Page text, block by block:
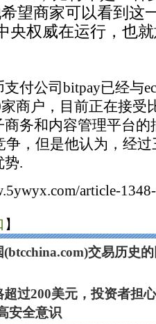
望商家可以看到这
央权威在运行，也
付公司bitpay已经与
家商户，目前正在接受
务和内容管理平台的
争，但是他认为，经
势.
article-
】
(btcchina.com)交易历史
超过200美元，投资者担
安全意识